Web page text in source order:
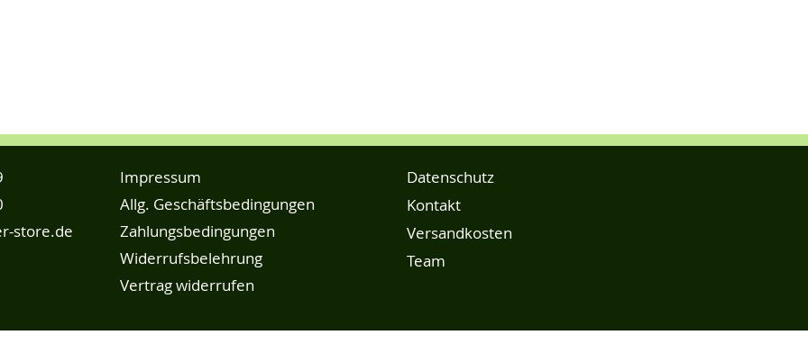
store.de
Impressum
Allg. Geschäftsbedingungen
Zahlungsbedingungen
Widerrufsbelehrung
Vertrag widerrufen
Datenschutz
Kontakt
Versandkosten
Team